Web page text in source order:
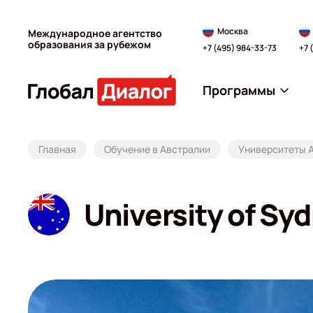
Международное агентство
образования за рубежом
Москва
+7 (495) 984-33-73
+7
Программы
Главная Обучение в Австралии Университеты
University of